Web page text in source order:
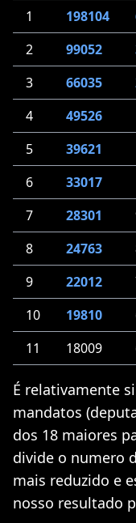
1
198104
2
99052
3
66035
4
49526
5
39621
6
33017
7
28301
8
24763
9
22012
10
19810
11
18009
É relativamente
mandatos
dos 18 maiores
divide o numero
mais reduzido e
nosso resultado